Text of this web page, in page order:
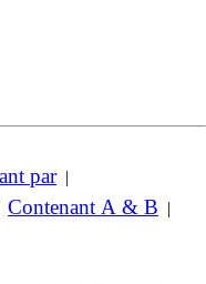
par|
Contenant A & B |